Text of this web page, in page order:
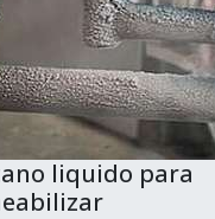
liquido para